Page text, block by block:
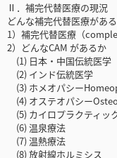
Ⅱ．補完代替医療の現況
どんな補完代替医療があ
1）補完代替医療（
2）どんなCAM があるか
(1) 日本・中国伝統医学
(2) インド伝統医学
(3) ホメオパシー
(4) オステオパシー
(5) カイロプラクティッ
(6) 温泉療法
(7) 温熱療法
(8) 放射線ホルミシス